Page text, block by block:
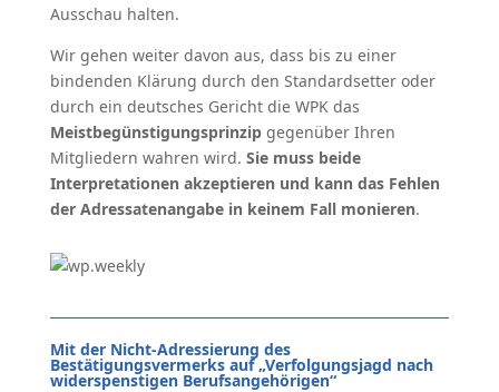
Ausschau halten.
Wir gehen weiter davon aus, dass bis zu einer
bindenden Klärung durch den Standardsetter oder
durch ein deutsches Gericht die WPK das
Meistbegünstigungsprinzip gegenüber Ihren
Mitgliedern wahren wird. Sie muss beide
Interpretationen akzeptieren und kann das Fehlen
der Adressatenangabe in keinem Fall monieren.
Mit der Nicht-Adressierung des
Bestätigungsvermerks auf „Verfolgungsjagd nach
widerspenstigen Berufsangehörigen“